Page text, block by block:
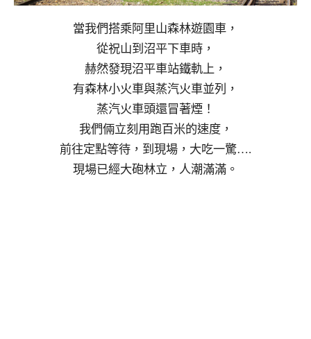
當我們搭乘阿里山森林遊園車，
從祝山到沼平下車時，
赫然發現沼平車站鐵軌上，
有森林小火車與蒸汽火車並列，
蒸汽火車頭還冒著煙！
我們倆立刻用跑百米的速度，
前往定點等待，到現場，大吃一驚….
現場已經大砲林立，人潮滿滿。